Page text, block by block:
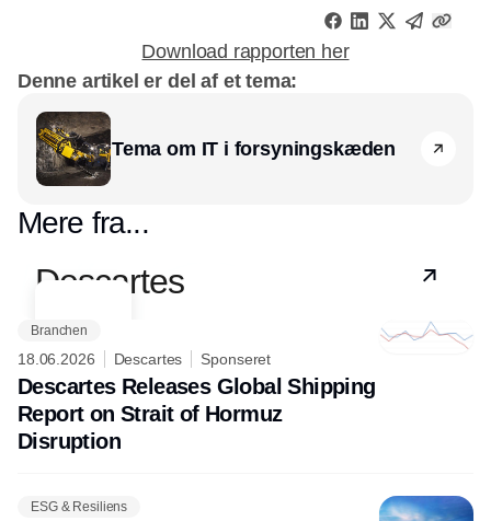
Download rapporten her
Denne artikel er del af et tema:
Tema om IT i forsyningskæden
Mere fra...
Descartes
Branchen
18.06.2026 Descartes Sponseret
Descartes Releases Global Shipping
Report on Strait of Hormuz
Disruption
ESG & Resiliens